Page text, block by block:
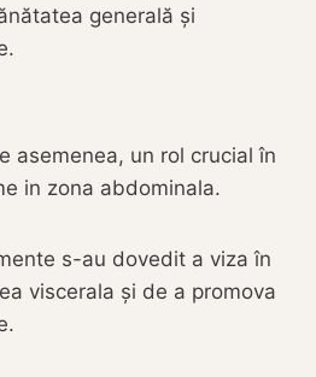
generală și
asemenea, un rol crucial în
in zona abdominala.
s-au dovedit a viza în
viscerala și de a promova